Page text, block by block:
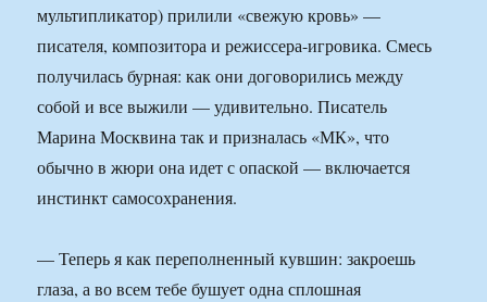
мультипликатор) прилили «свежую кровь» —
писателя, композитора и режиссера-игровика. Смесь
получилась бурная: как они договорились между
собой и все выжили — удивительно. Писатель
Марина Москвина так и призналась «МК», что
обычно в жюри она идет с опаской — включается
инстинкт самосохранения.
— Теперь я как переполненный кувшин: закроешь
глаза, а во всем тебе бушует одна сплошная